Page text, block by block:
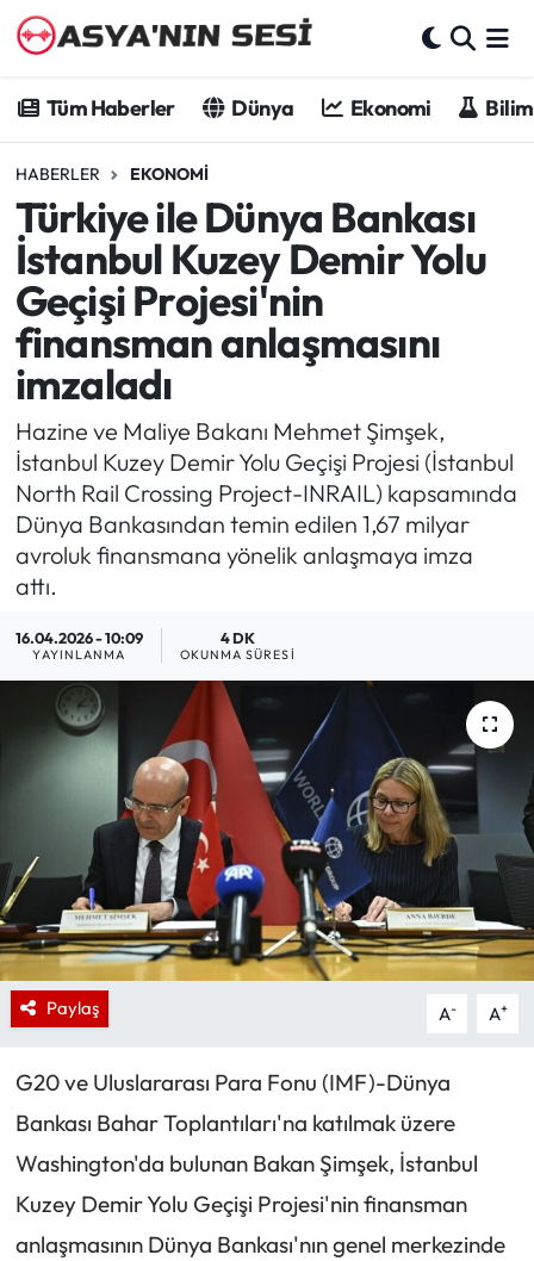
Tüm Haberler Dünya Ekonomi
HABERLER EKONOMI
Türkiye ile Dünya Bankası
İstanbul Kuzey Demir Yolu
Geçişi Projesi'nin
finansman anlaşmasını
imzaladı
Hazine ve Maliye Bakanı Mehmet Şimşek,
İstanbul Kuzey Demir Yolu Geçişi Projesi (İstanbul
North Rail Crossing Project-INRAIL) kapsamında
Dünya Bankasından temin edilen 1,67 milyar
avroluk finansmana yönelik anlaşmaya imza
attı.
16.04.2026 - 10:09
YAYINLANMA
4 DK
OKUNMA SÜRESI
Paylaş A- A+
G20 ve Uluslararası Para Fonu (IMF)-Dünya
Bankası Bahar Toplantıları'na katılmak üzere
Washington'da bulunan Bakan Şimşek, İstanbul
Kuzey Demir Yolu Geçişi Projesi'nin finansman
anlaşmasının Dünya Bankası'nın genel merkezinde
Dünya
Ekonomi
Bilim - Teknoloji
Kültür - Sanat
Spor
Asya-Pasifik
Yazarlar